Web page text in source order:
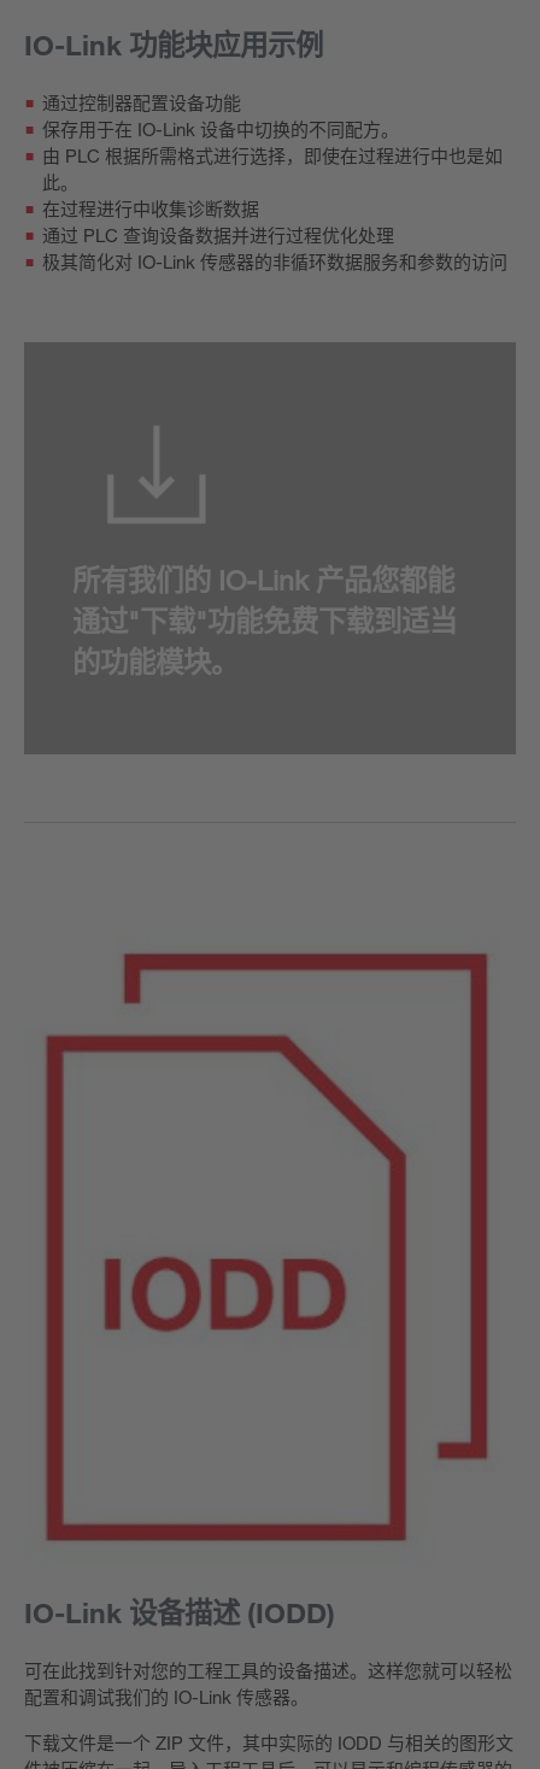
IO-Link 功能块应用示例
通过控制器配置设备功能
保存用于在 IO-Link 设备中切换的不同配方。
由 PLC 根据所需格式进行选择，即使在过程进行中也是如
此。
在过程进行中收集诊断数据
通过 PLC 查询设备数据并进行过程优化处理
极其简化对 IO-Link 传感器的非循环数据服务和参数的访问
所有我们的 IO-Link 产品您都能
通过"下载"功能免费下载到适当
的功能模块。
IO-Link 设备描述 (IODD)
可在此找到针对您的工程工具的设备描述。这样您就可以轻松
配置和调试我们的 IO-Link 传感器。
下载文件是一个 ZIP 文件，其中实际的 IODD 与相关的图形文